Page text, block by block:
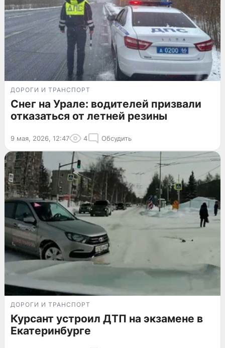
ДОРОГИ И ТРАНСПОРТ
Снег на Урале: водителей призвали
отказаться от летней резины
9 мая, 2026, 12:47 4 Обсудить
ДОРОГИ И ТРАНСПОРТ
Курсант устроил ДТП на экзамене в
Екатеринбурге